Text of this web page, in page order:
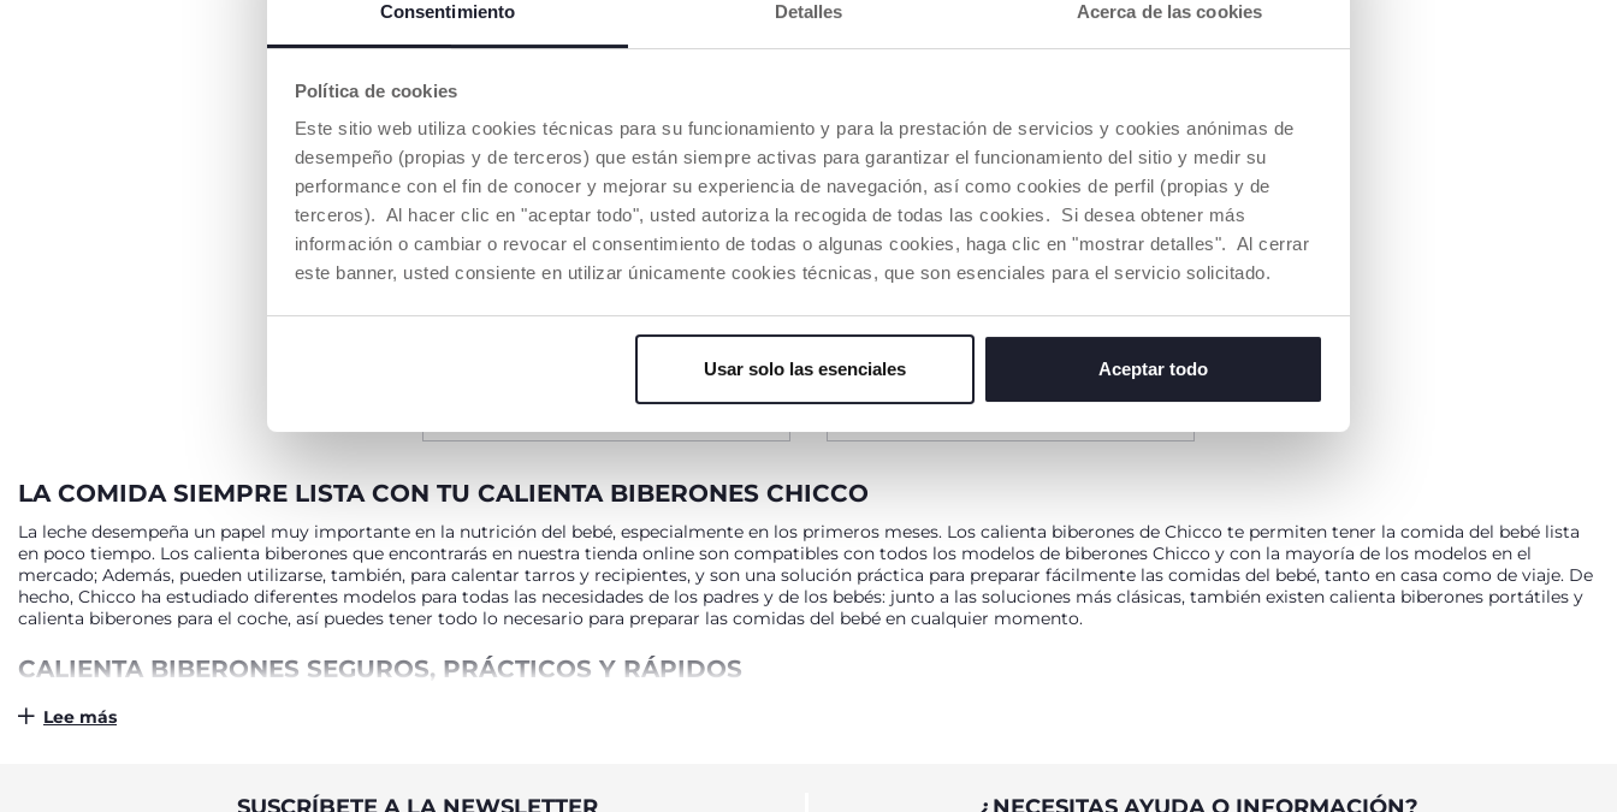
Consentimiento Detalles Acerca de las cookies
Política de cookies
Este sitio web utiliza cookies técnicas para su funcionamiento y para la prestación de servicios y cookies anónimas de
desempeño (propias y de terceros) que están siempre activas para garantizar el funcionamiento del sitio y medir su
performance con el fin de conocer y mejorar su experiencia de navegación, así como cookies de perfil (propias y de
terceros). Al hacer clic en "aceptar todo", usted autoriza la recogida de todas las cookies. Si desea obtener más
información o cambiar o revocar el consentimiento de todas o algunas cookies, haga clic en "mostrar detalles". Al cerrar
este banner, usted consiente en utilizar únicamente cookies técnicas, que son esenciales para el servicio solicitado.
Usar solo las esenciales Aceptar todo
Calienta biberones casa
AÑADIR A LA CESTA
Hervidor portátil
€ 42,99
AÑADIR A LA CESTA
LA COMIDA SIEMPRE LISTA CON TU CALIENTA BIBERONES CHICCO
La leche desempeña un papel muy importante en la nutrición del bebé, especialmente en los primeros meses. Los calienta biberones de Chicco te permiten tener la comida del bebé lista
en poco tiempo. Los calienta biberones que encontrarás en nuestra tienda online son compatibles con todos los modelos de biberones Chicco y con la mayoría de los modelos en el
mercado; Además, pueden utilizarse, también, para calentar tarros y recipientes, y son una solución práctica para preparar fácilmente las comidas del bebé, tanto en casa como de viaje. De
hecho, Chicco ha estudiado diferentes modelos para todas las necesidades de los padres y de los bebés: junto a las soluciones más clásicas, también existen calienta biberones portátiles y
calienta biberones para el coche, así puedes tener todo lo necesario para preparar las comidas del bebé en cualquier momento.
CALIENTA BIBERONES SEGUROS, PRÁCTICOS Y RÁPIDOS
La temperatura más adecuada para la leche del bebé es de 37 °C: es importante para conservar los nutrientes para el correcto desarrollo del bebé, como la vitamina B. Por este motivo, el
calienta biberones de Chicco está programado para alcanzar gradualmente la temperatura adecuada en pocos minutos, así el bebé contará con una comida sabrosa y se facilitará al
térmica del producto, con los que cuentan nuestros calienta biberones: aporta una máxima seguridad y mantiene los alimentos calientes hasta una hora, respectivamente. La leche natural
Lee más